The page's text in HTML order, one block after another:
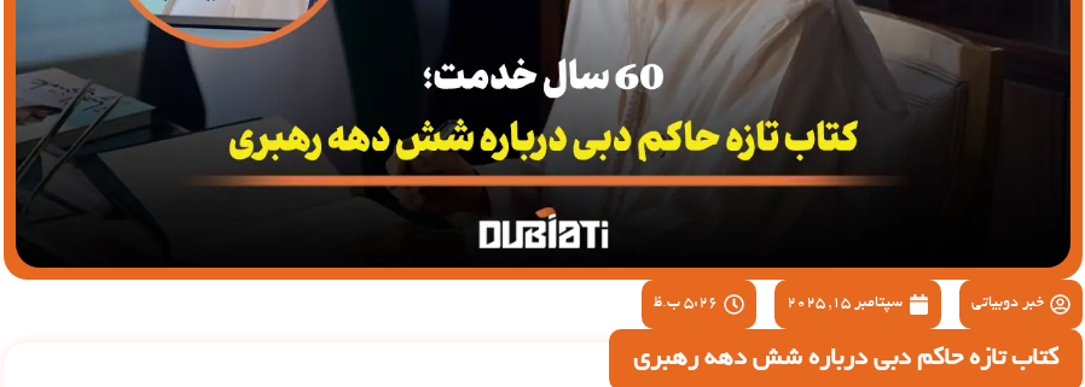
خبر دوبیاتی سپتامبر 15, 2025 5:26 ب.ظ
کتاب تازه حاکم دبی درباره شش دهه رهبری